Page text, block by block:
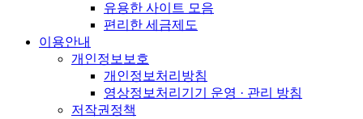
유용한 사이트 모음
편리한 세금제도
이용안내
개인정보보호
개인정보처리방침
영상정보처리기기 운영 · 관리 방침
저작권정책